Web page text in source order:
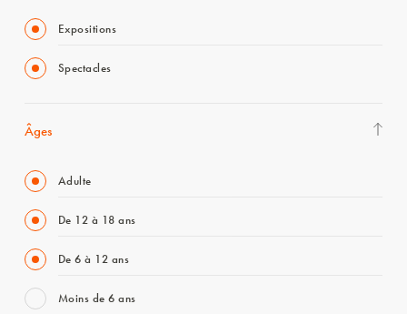
Expositions
Spectacles
Âges
Adulte
De 12 à 18 ans
De 6 à 12 ans
Moins de 6 ans